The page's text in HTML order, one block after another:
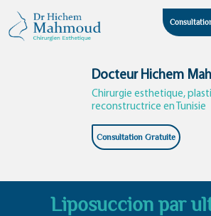
content
Docteur Hichem
Chirurgie esthetique,
reconstructrice en Tunisie
Consultation Gratuite
Liposuccion par